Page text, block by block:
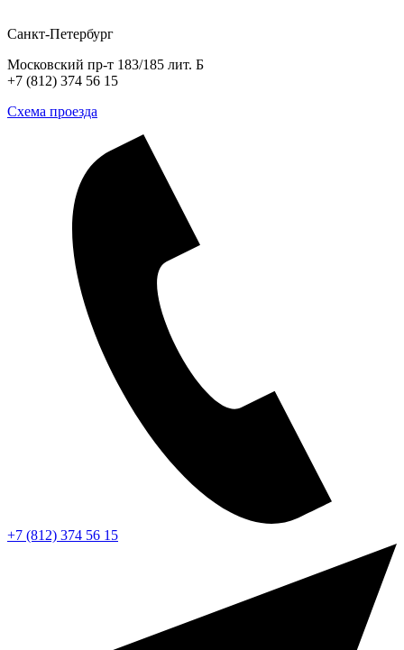
Санкт-Петербург
Московский пр-т 183/185 лит. Б
+7 (812) 374 56 15
Схема проезда
+7 (812) 374 56 15